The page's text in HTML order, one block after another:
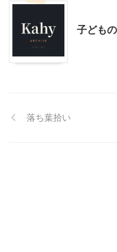
子ども
落ち葉拾い